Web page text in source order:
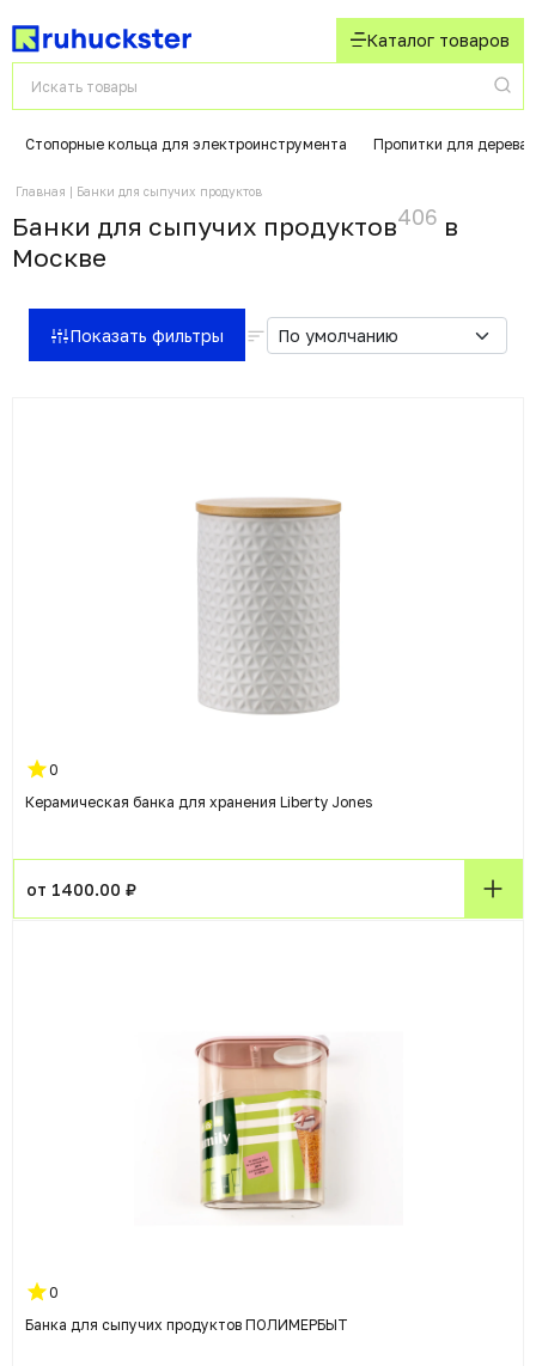
Каталог товаров
Стопорные кольца для электроинструмента Пропитки для дерева
Главная Банки для сыпучих продуктов
Банки для сыпучих продуктов406 в
Москвe
Показать фильтры
0
Керамическая банка для хранения Liberty Jones
от 1400.00 ₽
0
Банка для сыпучих продуктов ПОЛИМЕРБЫТ